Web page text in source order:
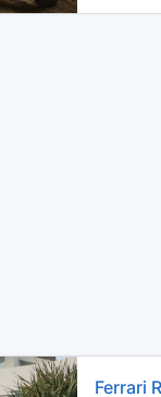
Ferrari